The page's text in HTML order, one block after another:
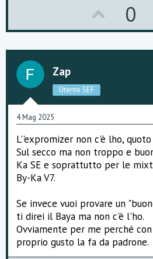
p
v
e
0
Zap
Utente SEF
4 Mag 2025
L''expromizer non c'è lho, quoto
Sul secco ma non troppo e
Ka SE e soprattutto per le
By-Ka V7.
Se invece vuoi provare un
ti direi il Baya ma non c'è l'ho.
Ovviamente per me perché
proprio gusto la fa da padrone.